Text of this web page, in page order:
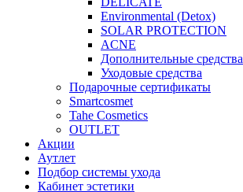
Environmental (Detox)
SOLAR PROTECTION
АCNE
Дополнительные средства
Уходовые средства
Подарочные сертификаты
Smartcosmet
Tahe Cosmetics
OUTLET
Акции
Аутлет
Подбор системы ухода
Кабинет эстетики